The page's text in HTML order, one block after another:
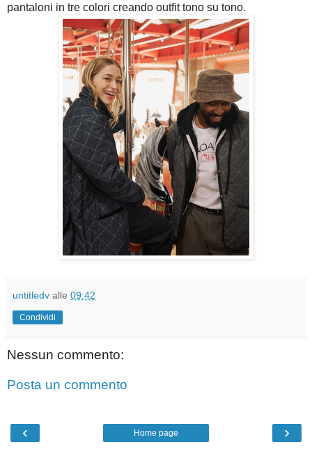
pantaloni in tre colori creando outfit tono su tono.
untitledv alle 09:42
Condividi
Nessun commento:
Posta un commento
‹ ›
Home page